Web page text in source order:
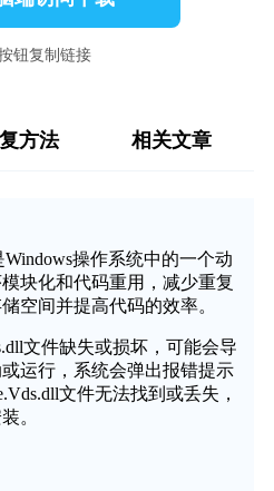
钮复制链接
方法 相关文章
Windows操作系统中的一个动
块化和代码重用，减少重复
空间并提高代码的效率。
文件缺失或损坏，可能会导
运行，系统会弹出报错提示
文件无法找到或丢失，
。